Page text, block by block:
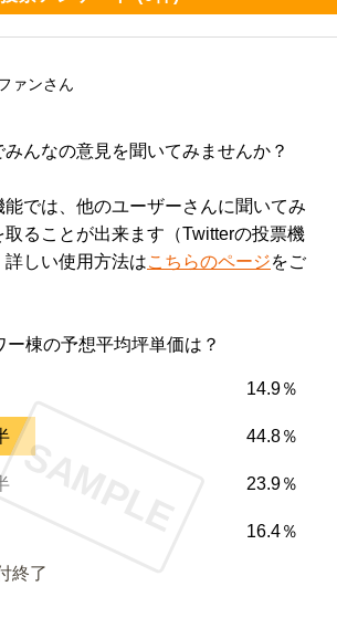
ァンさん
んなの意見を聞いてみませんか？
では、他のユーザーさんに聞いてみ
ることが出来ます（Twitterの投票機
しい使用方法はこちらのページをご
ー棟の予想平均坪単価は？
14.9％
44.8％
23.9％
16.4％
終了
SAMPLE